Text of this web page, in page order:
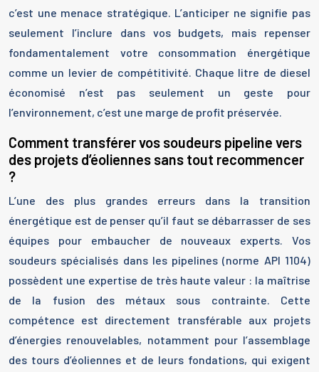
c’est une menace stratégique. L’anticiper ne signifie pas
seulement l’inclure dans vos budgets, mais repenser
fondamentalement votre consommation énergétique
comme un levier de compétitivité. Chaque litre de diesel
économisé n’est pas seulement un geste pour
l’environnement, c’est une marge de profit préservée.
Comment transférer vos soudeurs pipeline vers
des projets d’éoliennes sans tout recommencer
?
L’une des plus grandes erreurs dans la transition
énergétique est de penser qu’il faut se débarrasser de ses
équipes pour embaucher de nouveaux experts. Vos
soudeurs spécialisés dans les pipelines (norme API 1104)
possèdent une expertise de très haute valeur : la maîtrise
de la fusion des métaux sous contrainte. Cette
compétence est directement transférable aux projets
d’énergies renouvelables, notamment pour l’assemblage
des tours d’éoliennes et de leurs fondations, qui exigent